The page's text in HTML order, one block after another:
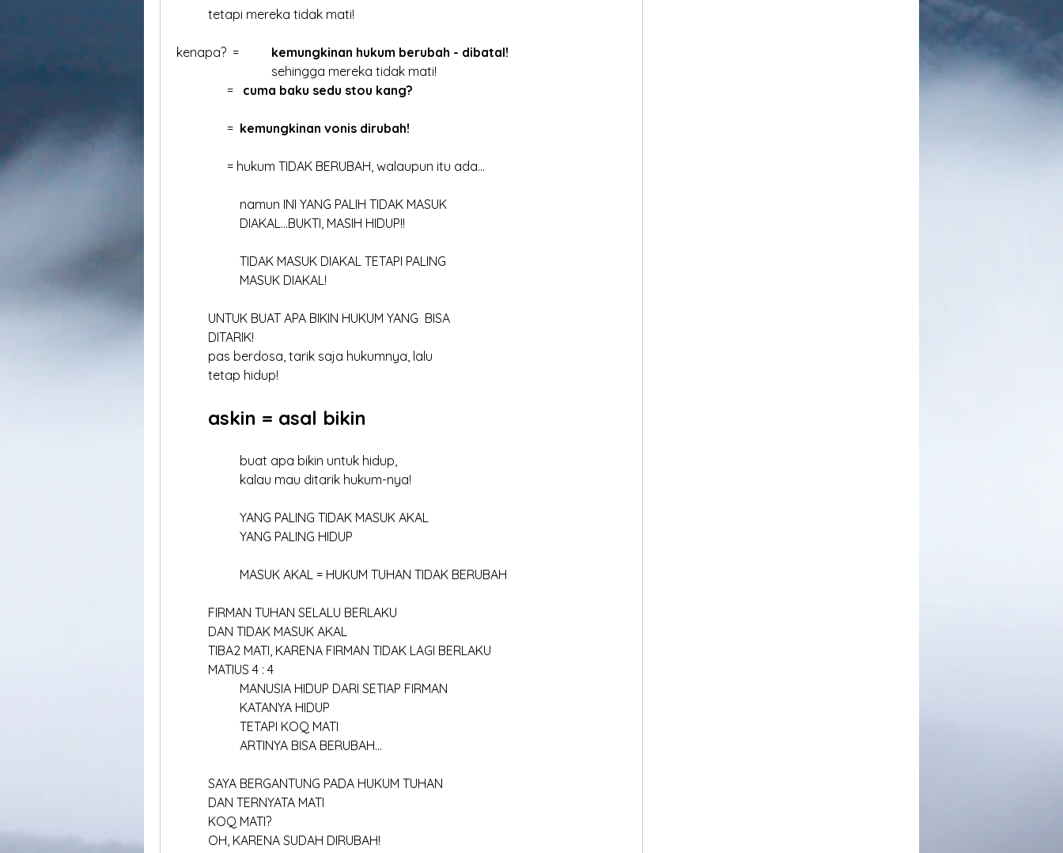
	tetapi mereka tidak mati!
kemungkinan hukum berubah - dibatal!
			sehingga mereka tidak mati!
	      =
cuma baku sedu stou kang?
kemungkinan vonis dirubah!
	      = hukum TIDAK BERUBAH, walaupun itu ada...
		namun INI YANG PALIH TIDAK MASUK
		DIAKAL...BUKTI, MASIH HIDUP!!
		TIDAK MASUK DIAKAL TETAPI PALING
		MASUK DIAKAL!
	UNTUK BUAT APA BIKIN HUKUM YANG  BISA
	DITARIK!
	pas berdosa, tarik saja hukumnya, lalu
	tetap hidup!
	askin = asal bikin
		buat apa bikin untuk hidup,
		kalau mau ditarik hukum-nya!
		YANG PALING TIDAK MASUK AKAL
		YANG PALING HIDUP
		MASUK AKAL = HUKUM TUHAN TIDAK BERUBAH
	FIRMAN TUHAN SELALU BERLAKU
	DAN TIDAK MASUK AKAL
	TIBA2 MATI, KARENA FIRMAN TIDAK LAGI BERLAKU
	MATIUS 4 : 4
		MANUSIA HIDUP DARI SETIAP FIRMAN
		KATANYA HIDUP
		TETAPI KOQ MATI
		ARTINYA BISA BERUBAH...
	SAYA BERGANTUNG PADA HUKUM TUHAN
	DAN TERNYATA MATI
	KOQ MATI?
	OH, KARENA SUDAH DIRUBAH!